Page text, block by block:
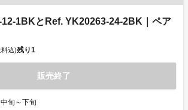
1BKとRef. YK20263-24-2BK｜ペア
込)残り1
販売終了
旬～下旬